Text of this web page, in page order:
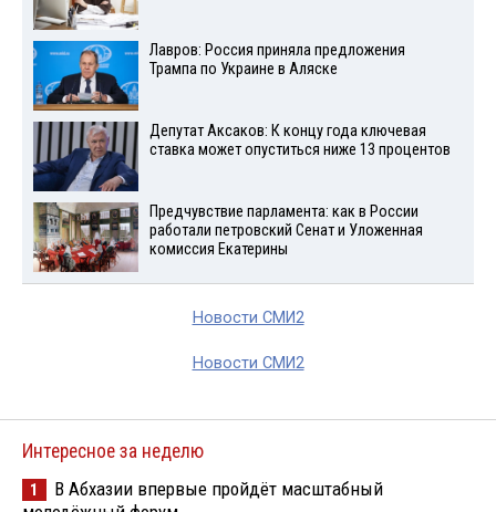
Лавров: Россия приняла предложения
Трампа по Украине в Аляске
Депутат Аксаков: К концу года ключевая
ставка может опуститься ниже 13 процентов
Предчувствие парламента: как в России
работали петровский Сенат и Уложенная
комиссия Екатерины
Новости СМИ2
Новости СМИ2
Интересное за неделю
1
В Абхазии впервые пройдёт масштабный